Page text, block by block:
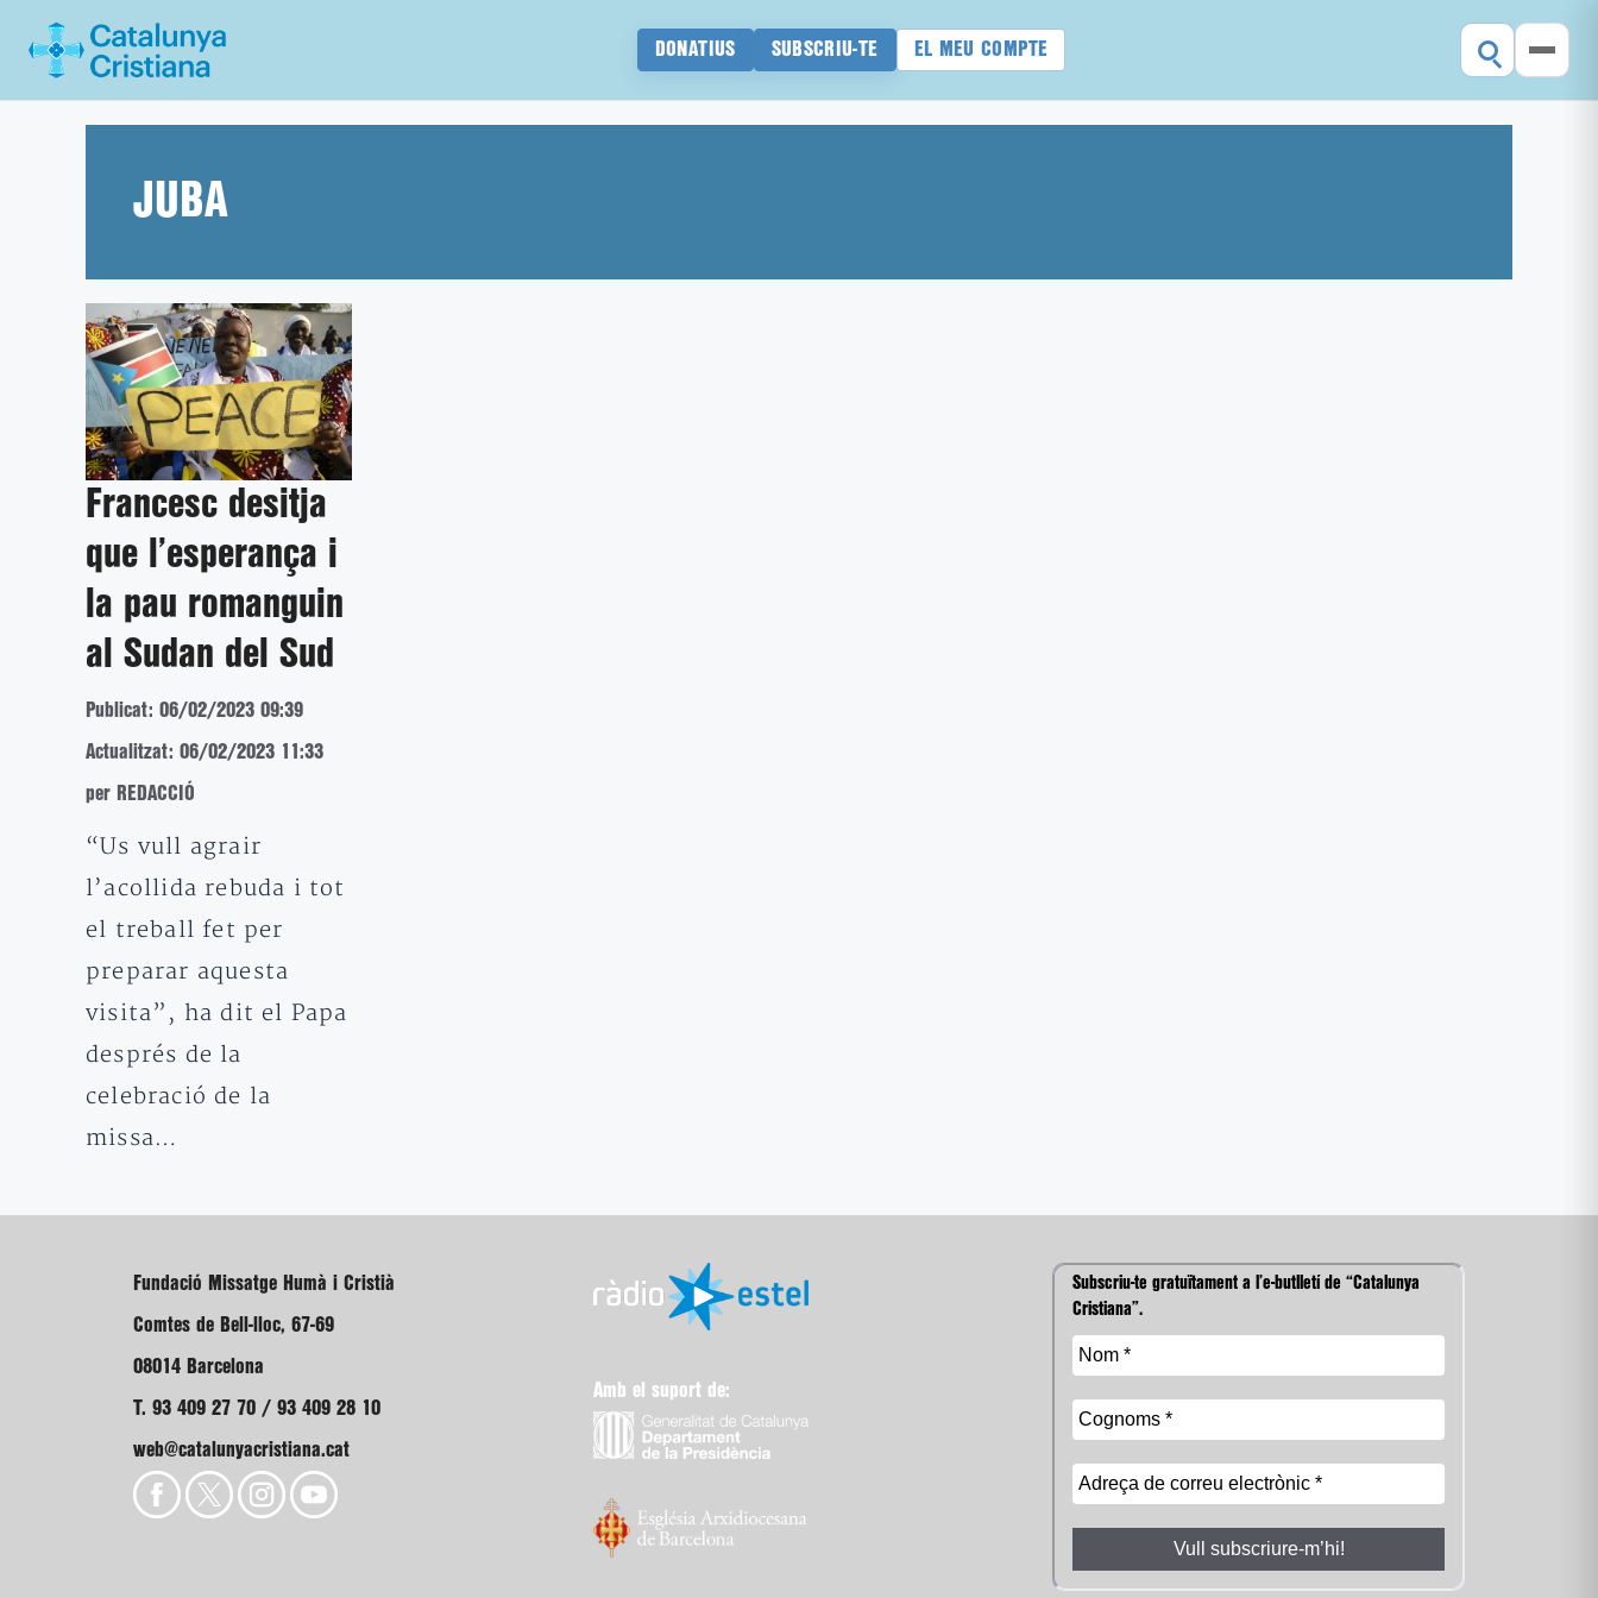
DONATIUS SUBSCRIU-TE EL MEU COMPTE
JUBA
Francesc desitja
que l’esperança i
la pau romanguin
al Sudan del Sud
Publicat: 06/02/2023 09:39
Actualitzat: 06/02/2023 11:33
per REDACCIÓ
“Us vull agrair
l’acollida rebuda i tot
el treball fet per
preparar aquesta
visita”, ha dit el Papa
després de la
celebració de la
missa…
Fundació Missatge Humà i Cristià
Comtes de Bell-lloc, 67-69
08014 Barcelona
T. 93 409 27 70 / 93 409 28 10
web@catalunyacristiana.cat
Amb el suport de:
Subscriu-te gratuïtament a l’e-butlletí de “Catalunya
Cristiana”.